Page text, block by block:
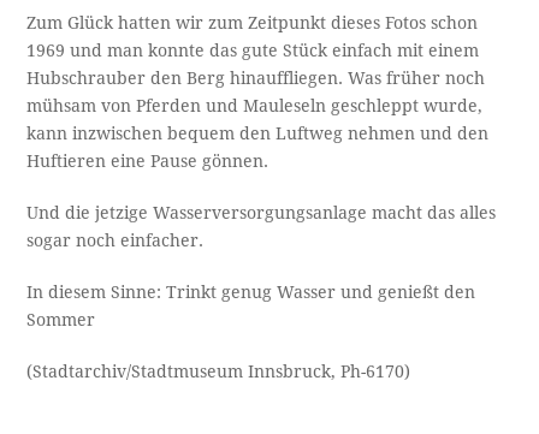
Zum Glück hatten wir zum Zeitpunkt dieses Fotos schon
1969 und man konnte das gute Stück einfach mit einem
Hubschrauber den Berg hinauffliegen. Was früher noch
mühsam von Pferden und Mauleseln geschleppt wurde,
kann inzwischen bequem den Luftweg nehmen und den
Huftieren eine Pause gönnen.
Und die jetzige Wasserversorgungsanlage macht das alles
sogar noch einfacher.
In diesem Sinne: Trinkt genug Wasser und genießt den
Sommer
(Stadtarchiv/Stadtmuseum Innsbruck, Ph-6170)